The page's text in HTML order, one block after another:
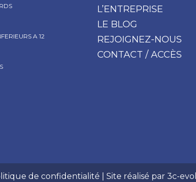
A 12
L’ENTREPRISE
LE BLOG
REJOIGNEZ-NOUS
CONTACT / ACCÈS
de confidentialité | Site réalisé par 3c-